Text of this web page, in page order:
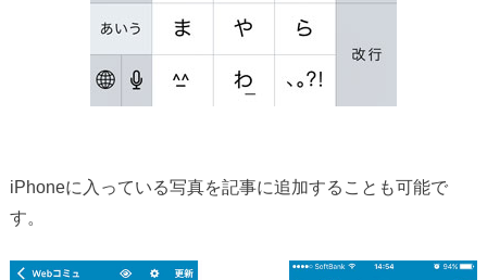
iPhoneに入っている写真を記事に追加することも可能で
す。